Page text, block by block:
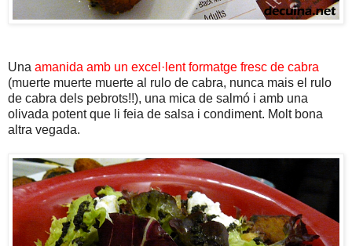
Una amanida amb un excel·lent formatge fresc de cabra
(muerte muerte muerte al rulo de cabra, nunca mais el rulo
de cabra dels pebrots!!), una mica de salmó i amb una
olivada potent que li feia de salsa i condiment. Molt bona
altra vegada.